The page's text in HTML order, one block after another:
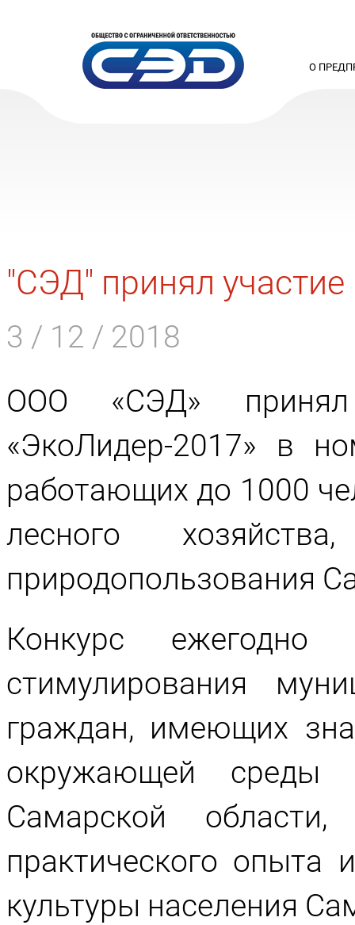
О
"СЭД" принял
3 / 12 / 2018
ООО «СЭД» принял
«ЭкоЛидер-2017» в
работающих до 1000
лесного
природопользования
Конкурс
стимулирования
граждан, имеющих
окружающей среды
Самарской области,
практического опыта
культуры населения